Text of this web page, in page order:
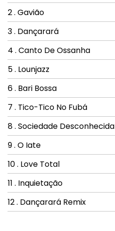
2 . Gavião
3 . Dançarará
4 . Canto De Ossanha
5 . Lounjazz
6 . Bari Bossa
7 . Tico-Tico No Fubá
8 . Sociedade Desconhecida
9 . O Iate
10 . Love Total
11 . Inquietação
12 . Dançarará Remix